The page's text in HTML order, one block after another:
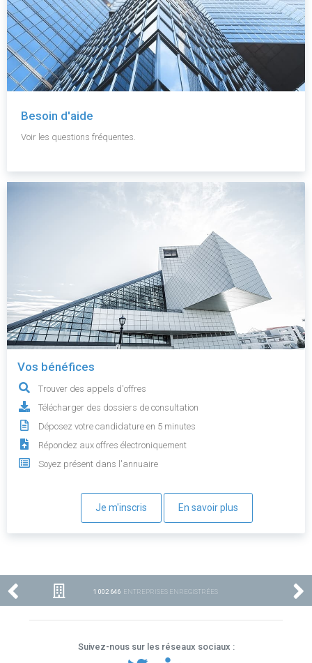
Besoin d'aide
Voir les questions fréquentes.
Vos bénéfices
Trouver des appels d'offres
Télécharger des dossiers de consultation
Déposez votre candidature en 5 minutes
Répondez aux offres électroniquement
Soyez présent dans l'annuaire
Je m'inscris En savoir plus
1 002 646 ENTREPRISES ENREGISTRÉES
Suivez-nous sur les réseaux sociaux :